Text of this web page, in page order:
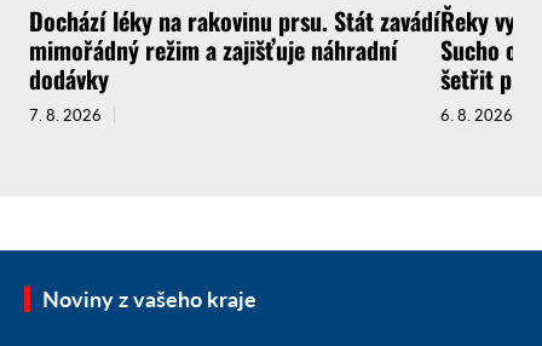
Dochází léky na rakovinu prsu. Stát zavádí
mimořádný režim a zajišťuje náhradní
dodávky
7. 8. 2026
Řeky
Sucho
šetřit
6. 8. 2026
Noviny z vašeho kraje